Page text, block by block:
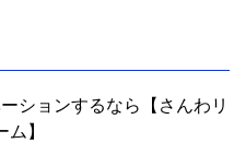
ションするなら【さんわリ
ム】